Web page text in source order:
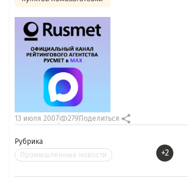
Рубрика
Промышленные новости
+2
13 июля 2007 279 Поделиться